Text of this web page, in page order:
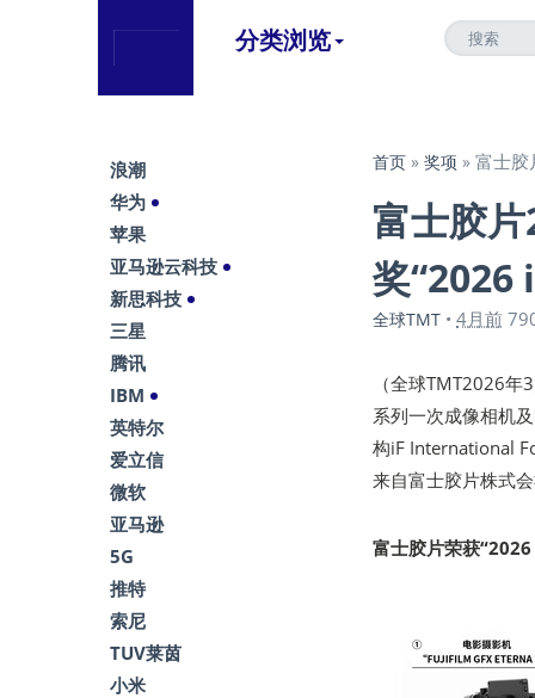
分类浏览
首页 » 奖项 » 富士胶
富士胶
奖“2026
全球TMT • 4月前
（全球TMT2026
系列一次成像相机
构iF International
来自富士胶片株式
富士胶片荣获
浪潮
华为
苹果
亚马逊云科技
新思科技
三星
腾讯
IBM
英特尔
爱立信
微软
亚马逊
5G
推特
索尼
TUV莱茵
小米